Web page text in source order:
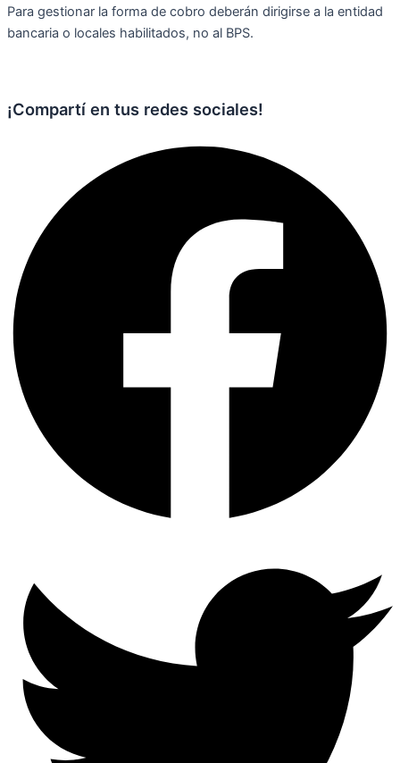
Para gestionar la forma de cobro deberán dirigirse a la entidad
bancaria o locales habilitados, no al BPS.
¡Compartí en tus redes sociales!